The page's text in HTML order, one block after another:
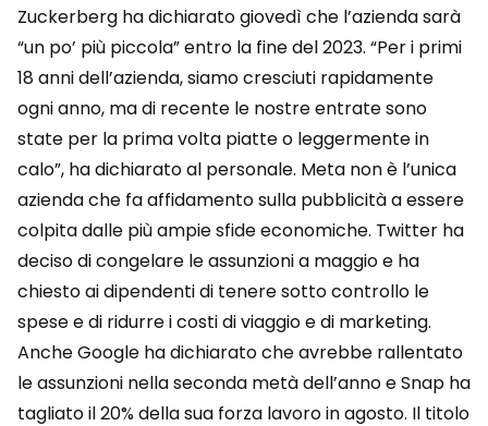
Zuckerberg ha dichiarato giovedì che l’azienda sarà
“un po’ più piccola” entro la fine del 2023. “Per i primi
18 anni dell’azienda, siamo cresciuti rapidamente
ogni anno, ma di recente le nostre entrate sono
state per la prima volta piatte o leggermente in
calo”, ha dichiarato al personale. Meta non è l’unica
azienda che fa affidamento sulla pubblicità a essere
colpita dalle più ampie sfide economiche. Twitter ha
deciso di congelare le assunzioni a maggio e ha
chiesto ai dipendenti di tenere sotto controllo le
spese e di ridurre i costi di viaggio e di marketing.
Anche Google ha dichiarato che avrebbe rallentato
le assunzioni nella seconda metà dell’anno e Snap ha
tagliato il 20% della sua forza lavoro in agosto. Il titolo